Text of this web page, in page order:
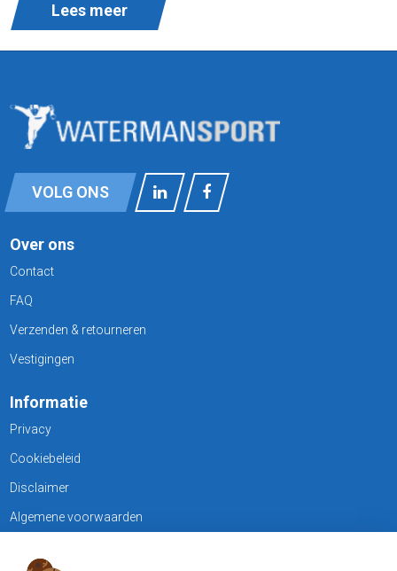
Lees meer
VOLG ONS
Over ons
Contact
FAQ
Verzenden & retourneren
Vestigingen
Informatie
Privacy
Cookiebeleid
Disclaimer
Algemene voorwaarden
KLANTENSERVICE